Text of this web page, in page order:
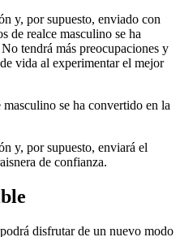
y, por supuesto, enviado con
de realce masculino se ha
tendrá más preocupaciones y
vida al experimentar el mejor
se ha convertido en la
y, por supuesto, enviará el
de confianza.
disfrutar de un nuevo modo